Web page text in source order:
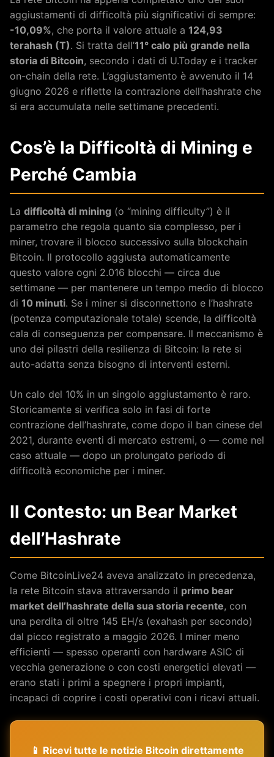
aggiustamenti di difficoltà più significativi di sempre:
-10,09%, che porta il valore attuale a 124,93
terahash (T). Si tratta dell’11° calo più grande nella
storia di Bitcoin, secondo i dati di U.Today e i tracker
on-chain della rete. L’aggiustamento è avvenuto il 14
giugno 2026 e riflette la contrazione dell’hashrate che
si era accumulata nelle settimane precedenti.
Cos’è la Difficoltà di Mining e
Perché Cambia
La difficoltà di mining (o “mining difficulty”) è il
parametro che regola quanto sia complesso, per i
miner, trovare il blocco successivo sulla blockchain
Bitcoin. Il protocollo aggiusta automaticamente
questo valore ogni 2.016 blocchi — circa due
settimane — per mantenere un tempo medio di blocco
di 10 minuti. Se i miner si disconnettono e l’hashrate
(potenza computazionale totale) scende, la difficoltà
cala di conseguenza per compensare. Il meccanismo è
uno dei pilastri della resilienza di Bitcoin: la rete si
auto-adatta senza bisogno di interventi esterni.
Un calo del 10% in un singolo aggiustamento è raro.
Storicamente si verifica solo in fasi di forte
contrazione dell’hashrate, come dopo il ban cinese del
2021, durante eventi di mercato estremi, o — come nel
caso attuale — dopo un prolungato periodo di
difficoltà economiche per i miner.
Il Contesto: un Bear Market
dell’Hashrate
Come BitcoinLive24 aveva analizzato in precedenza,
la rete Bitcoin stava attraversando il primo bear
market dell’hashrate della sua storia recente, con
una perdita di oltre 145 EH/s (exahash per secondo)
dal picco registrato a maggio 2026. I miner meno
efficienti — spesso operanti con hardware ASIC di
vecchia generazione o con costi energetici elevati —
erano stati i primi a spegnere i propri impianti,
incapaci di coprire i costi operativi con i ricavi attuali.
📱 Ricevi tutte le notizie Bitcoin direttamente